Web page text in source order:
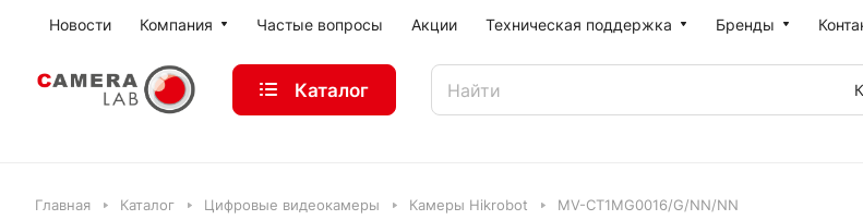
Новости Компания Частые вопросы Акции Техническая поддержка Бренды
Каталог
Главная Каталог Цифровые видеокамеры Камеры Hikrobot MV-CT1MG0016/G/NN/NN